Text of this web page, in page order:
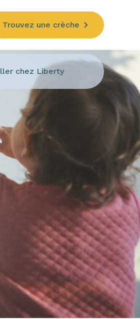
Trouvez une crèche
chez Liberty